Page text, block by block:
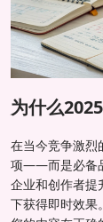
博客
为什么
在当今竞争激烈
项——而是必备
企业和创作者提
下获得即时效果